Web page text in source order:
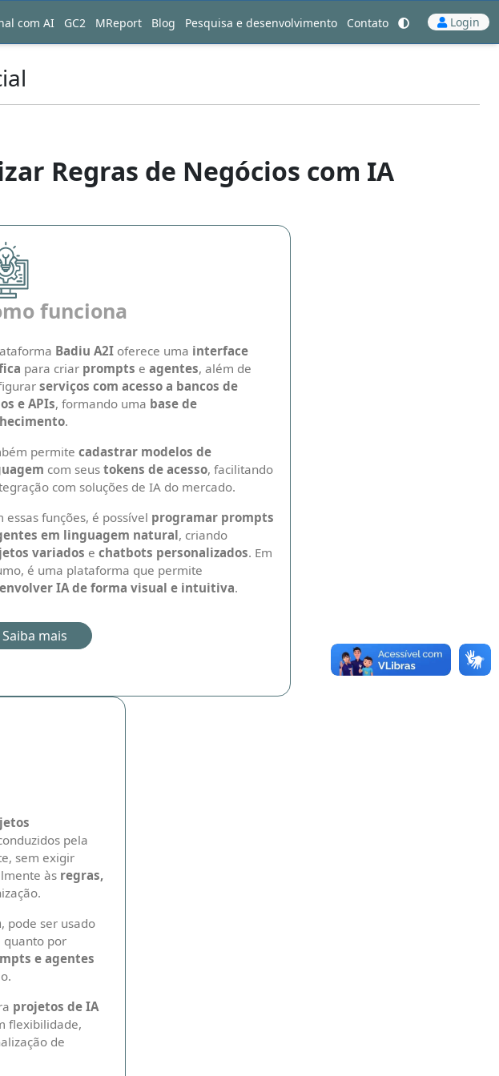
com AI GC2 MReport Blog Pesquisa e desenvolvimento Contato
Mudar para o modo de alto
Login
Regras de Negócios com IA
funciona
Badiu A2I oferece uma interface
para criar prompts e agentes, além de
serviços com acesso a bancos de
e APIs, formando uma base de
.
permite cadastrar modelos de
com seus tokens de acesso, facilitando
com soluções de IA do mercado.
essas funções, é possível programar prompts
em linguagem natural, criando
variados e chatbots personalizados. Em
é uma plataforma que permite
IA de forma visual e intuitiva.
Saiba mais
pela
sem exigir
às regras,
, pode ser usado
quanto por
e agentes
projetos de IA
flexibilidade,
de